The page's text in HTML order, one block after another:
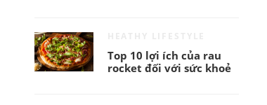
Top 10 lợi ích của rau
rocket đối với sức khoẻ